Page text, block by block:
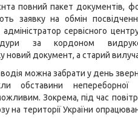
повний пакет документів,
заявку на обмін
адміністратор сервісного
за кордоном
новий документ, а старий
водія можна забрати у день
обставини
Зокрема, під час
на території України